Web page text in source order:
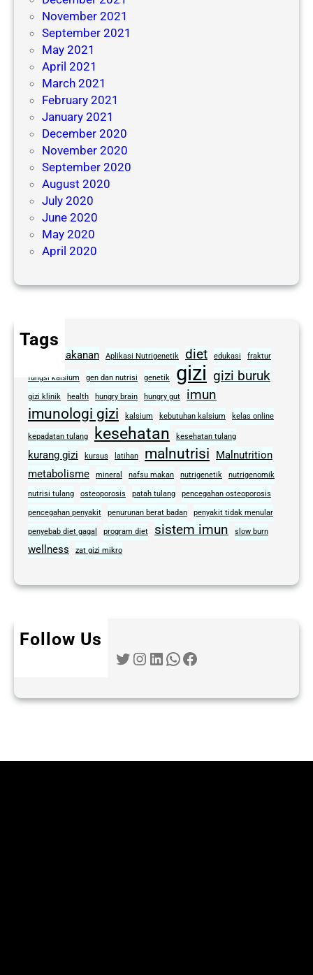
November 2021
September 2021
May 2021
April 2021
March 2021
February 2021
January 2021
December 2020
November 2020
September 2020
August 2020
July 2020
June 2020
May 2020
April 2020
Tags
alergi makanan Aplikasi Nutrigenetik diet edukasi fraktur
fungsi kalsium gen dan nutrisi genetik gizi gizi buruk
gizi klinik health hungry brain hungry gut imun
imunologi gizi kalsium kebutuhan kalsium kelas online
kepadatan tulang kesehatan kesehatan tulang
kurang gizi kursus latihan malnutrisi
Malnutrition
metabolisme
mineral nafsu makan nutrigenetik nutrigenomik
nutrisi tulang osteoporosis patah tulang pencegahan osteoporosis
pencegahan penyakit penurunan berat badan penyakit tidak menular
penyebab diet gagal program diet sistem imun slow burn
wellness zat gizi mikro
Follow Us
Twitter Instagram LinkedIn WhatsApp Facebook